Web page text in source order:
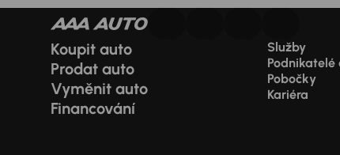
Koupit auto
Prodat auto
Vyměnit auto
Financování
Služby
Pobočky
Kariéra